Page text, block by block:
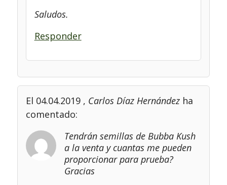
Saludos.
Responder
El 04.04.2019 , Carlos Díaz Hernández ha
comentado:
Tendrán semillas de Bubba Kush
a la venta y cuantas me pueden
proporcionar para prueba?
Gracias